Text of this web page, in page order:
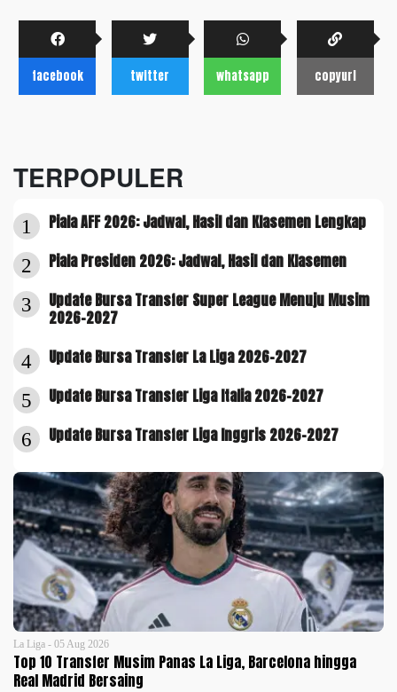
facebook twitter whatsapp copyurl
TERPOPULER
1 Piala AFF 2026: Jadwal, Hasil dan Klasemen Lengkap
2 Piala Presiden 2026: Jadwal, Hasil dan Klasemen
3
Update Bursa Transfer Super League Menuju Musim
2026-2027
4 Update Bursa Transfer La Liga 2026-2027
5 Update Bursa Transfer Liga Italia 2026-2027
6 Update Bursa Transfer Liga Inggris 2026-2027
La Liga - 05 Aug 2026
Top 10 Transfer Musim Panas La Liga, Barcelona hingga
Real Madrid Bersaing